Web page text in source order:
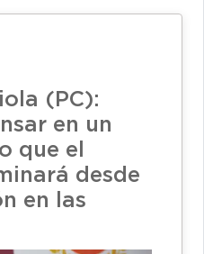
(PC):
en un
que el
desde
en las